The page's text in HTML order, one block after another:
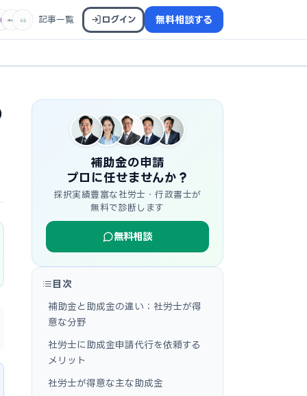
記事一覧 ログイン 無料相談する
補助金の申請
プロに任せませんか？
採択実績豊富な社労士・行政書士が
無料で診断します
無料相談
目次
補助金と助成金の違い：社労士が得
意な分野
社労士に助成金申請代行を依頼する
メリット
社労士が得意な主な助成金